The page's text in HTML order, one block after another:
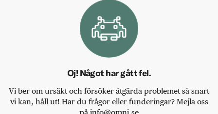
Oj! Något har gått fel.
Vi ber om ursäkt och försöker åtgärda problemet så snart
vi kan, håll ut! Har du frågor eller funderingar? Mejla oss